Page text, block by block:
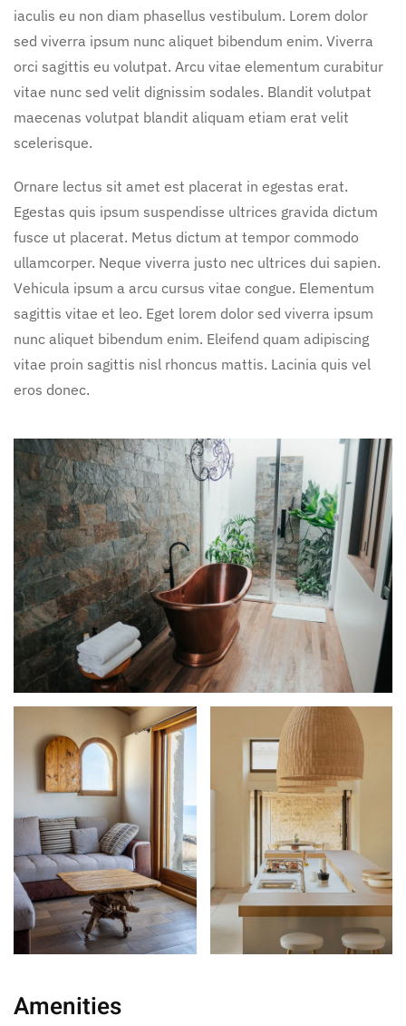
iaculis eu non diam phasellus vestibulum. Lorem dolor
sed viverra ipsum nunc aliquet bibendum enim. Viverra
orci sagittis eu volutpat. Arcu vitae elementum curabitur
vitae nunc sed velit dignissim sodales. Blandit volutpat
maecenas volutpat blandit aliquam etiam erat velit
scelerisque.
Ornare lectus sit amet est placerat in egestas erat.
Egestas quis ipsum suspendisse ultrices gravida dictum
fusce ut placerat. Metus dictum at tempor commodo
ullamcorper. Neque viverra justo nec ultrices dui sapien.
Vehicula ipsum a arcu cursus vitae congue. Elementum
sagittis vitae et leo. Eget lorem dolor sed viverra ipsum
nunc aliquet bibendum enim. Eleifend quam adipiscing
vitae proin sagittis nisl rhoncus mattis. Lacinia quis vel
eros donec.
Amenities